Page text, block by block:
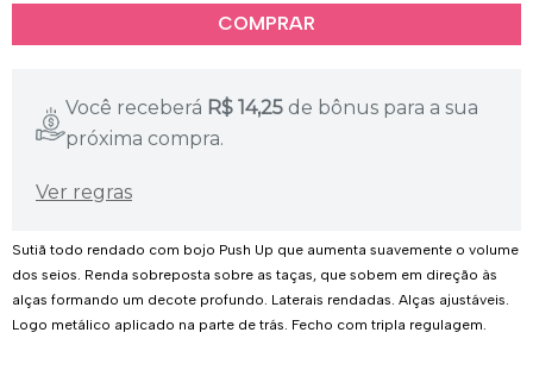
Você receberá R$14,25 de bônus para a sua
próxima compra.
Ver regras
Sutiã todo rendado com bojo Push Up que aumenta suavemente o volume
dos seios. Renda sobreposta sobre as taças, que sobem em direção às
alças formando um decote profundo. Laterais rendadas. Alças ajustáveis.
Logo metálico aplicado na parte de trás. Fecho com tripla regulagem.